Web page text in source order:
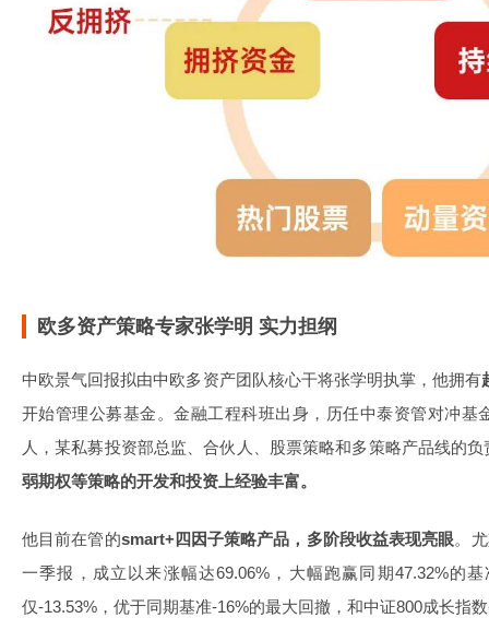
欧多资产策略专家张学明 实力担纲
中欧景气回报拟由中欧多资产团队核心干将张学明执掌，他拥有
开始管理公募基金。金融工程科班出身，历任中泰资管对冲基
人，某私募投资部总监、合伙人、股票策略和多策略产品线的负
弱期权等策略的开发和投资上经验丰富。
他目前在管的smart+四因子策略产品，多阶段收益表现亮眼。
一季报，成立以来涨幅达69.06%，大幅跑赢同期47.32%的
仅-13.53%，优于同期基准-16%的最大回撤，和中证800成长指